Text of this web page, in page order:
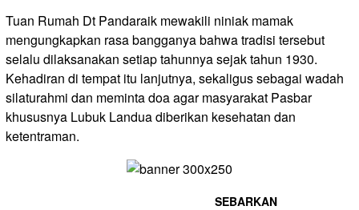
Tuan Rumah Dt Pandaraik mewakili niniak mamak
mengungkapkan rasa bangganya bahwa tradisi tersebut
selalu dilaksanakan setiap tahunnya sejak tahun 1930.
Kehadiran di tempat itu lanjutnya, sekaligus sebagai wadah
silaturahmi dan meminta doa agar masyarakat Pasbar
khususnya Lubuk Landua diberikan kesehatan dan
ketentraman.
SEBARKAN